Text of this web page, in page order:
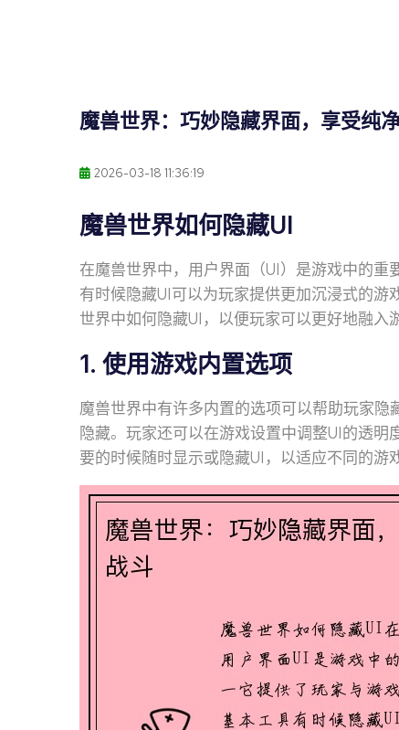
魔兽世界：巧妙隐藏界面，享受纯
2026-03-18 11:36:19
魔兽世界如何隐藏UI
在魔兽世界中，用户界面（UI）是游戏中的重
有时候隐藏UI可以为玩家提供更加沉浸式的
世界中如何隐藏UI，以便玩家可以更好地融入
1. 使用游戏内置选项
魔兽世界中有许多内置的选项可以帮助玩家
隐藏。玩家还可以在游戏设置中调整UI的透
要的时候随时显示或隐藏UI，以适应不同的游